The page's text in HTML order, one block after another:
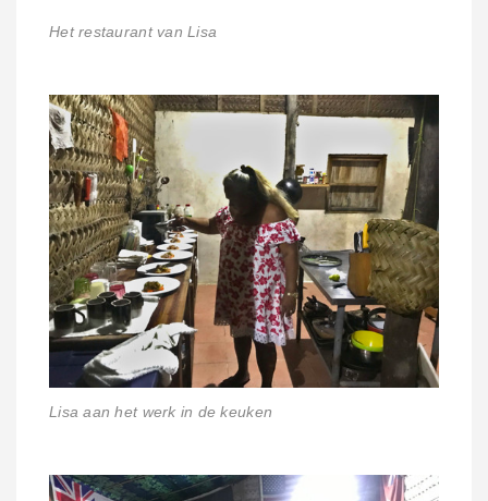
Het restaurant van Lisa
Lisa aan het werk in de keuken